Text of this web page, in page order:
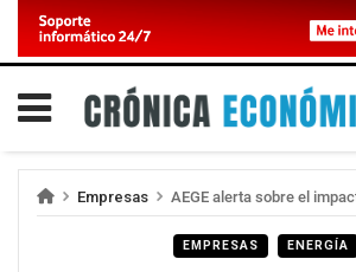
Empresas AEGE alerta sobre el impacto de los
EMPRESAS ENERGÍA